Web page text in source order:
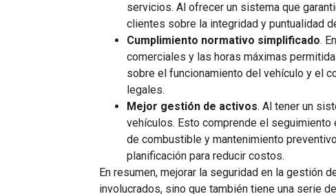
servicios. Al ofrecer un sistema que
clientes sobre la integridad y puntualidad
Cumplimiento normativo simplificado.
comerciales y las horas máximas
sobre el funcionamiento del vehículo y el
legales.
Mejor gestión de activos. Al tener un
vehículos. Esto comprende el
de combustible y mantenimiento
planificación para reducir costos.
En resumen, mejorar la seguridad en la gestión
involucrados, sino que también tiene una serie